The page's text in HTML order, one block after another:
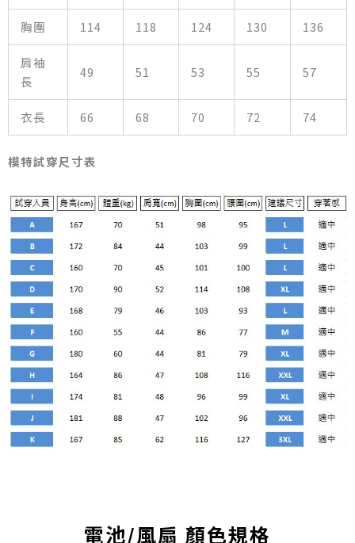
胸圍 114 118 124 130 136
肩袖
長
49 51 53 55 57
衣長 66 68 70 72 74
模特試穿尺寸表
電池/風扇 顏色規格